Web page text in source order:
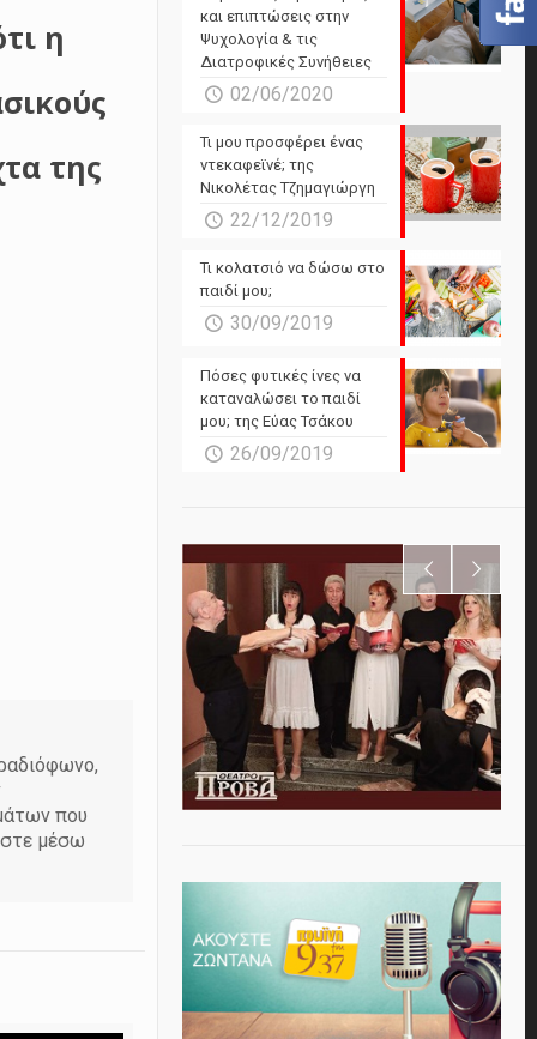
η
της
που
μέσω
και επιπτώσεις στην
Ψυχολογία & τις
Διατροφικές Συνήθειες
02/06/2020
Τι μου προσφέρει ένας
ντεκαφεϊνέ; της
Νικολέτας Τζημαγιώργη
22/12/2019
Τι κολατσιό να δώσω στο
παιδί μου;
30/09/2019
Πόσες φυτικές ίνες να
καταναλώσει το παιδί
μου; της Εύας Τσάκου
26/09/2019